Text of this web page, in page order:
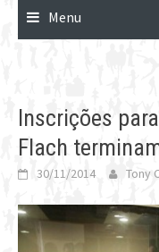
Menu
Inscrições
Flach
30/11/2014 Tony